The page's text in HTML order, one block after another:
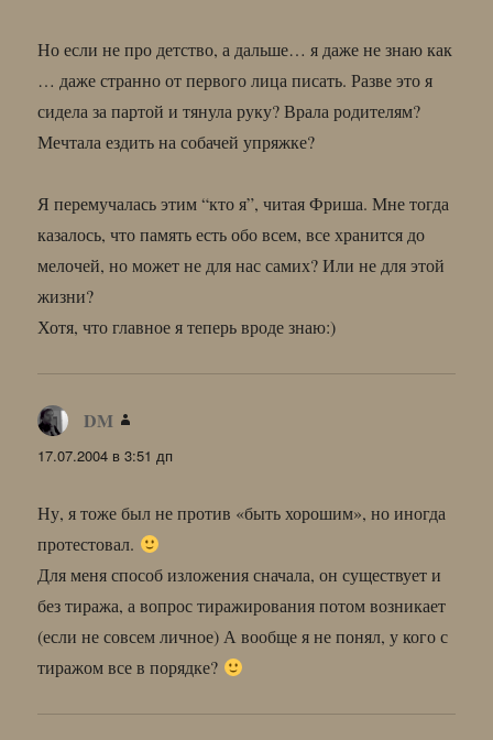
Но если не про детство, а дальше… я даже не знаю как
… даже странно от первого лица писать. Разве это я
сидела за партой и тянула руку? Врала родителям?
Мечтала ездить на собачей упряжке?
Я перемучалась этим “кто я”, читая Фриша. Мне тогда
казалось, что память есть обо всем, все хранится до
мелочей, но может не для нас самих? Или не для этой
жизни?
Хотя, что главное я теперь вроде знаю:)
DM
17.07.2004 в 3:51 дп
Ну, я тоже был не против «быть хорошим», но иногда
протестовал.
Для меня способ изложения сначала, он существует и
без тиража, а вопрос тиражирования потом возникает
(если не совсем личное) А вообще я не понял, у кого с
тиражом все в порядке?